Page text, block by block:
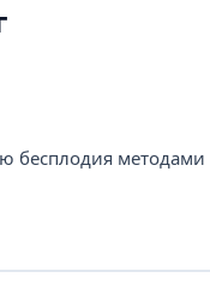
бесплодия методами